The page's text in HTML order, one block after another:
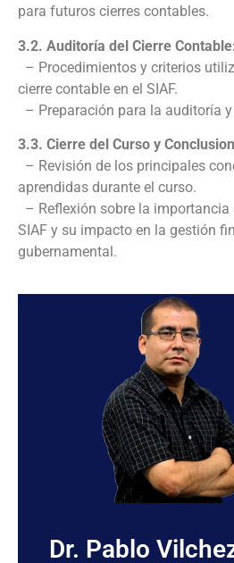
para futuros cierres contables.
3.2. Auditoría del Cierre
– Procedimientos y criterios
cierre contable en el SIAF.
– Preparación para la auditoría
3.3. Cierre del Curso y
– Revisión de los principales
aprendidas durante el curso.
– Reflexión sobre la importancia
SIAF y su impacto en la
gubernamental.
Dr. Pablo